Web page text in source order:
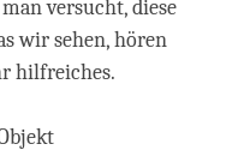
versucht, diese
wir sehen, hören
hilfreiches.